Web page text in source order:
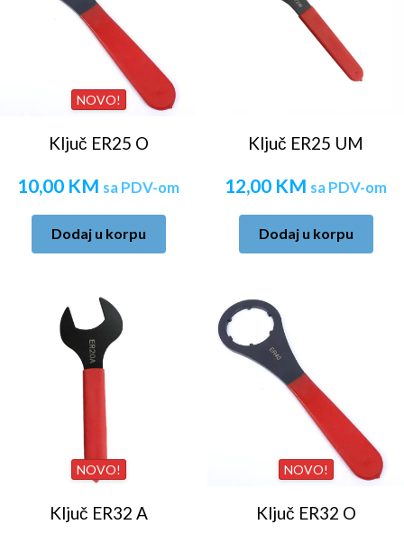
NOVO!
Ključ ER25 O
10,00 KM sa PDV-om
Dodaj u korpu
Ključ ER25 UM
12,00 KM sa PDV-om
Dodaj u korpu
NOVO!
Ključ ER32 A
NOVO!
Ključ ER32 O